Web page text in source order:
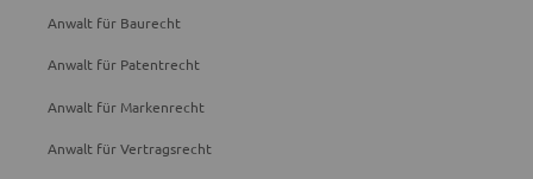
Anwalt für Baurecht
Anwalt für Patentrecht
Anwalt für Markenrecht
Anwalt für Vertragsrecht